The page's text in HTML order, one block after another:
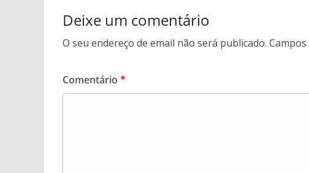
Deixe um comentário
O seu endereço de email não será publicado.
Comentário *